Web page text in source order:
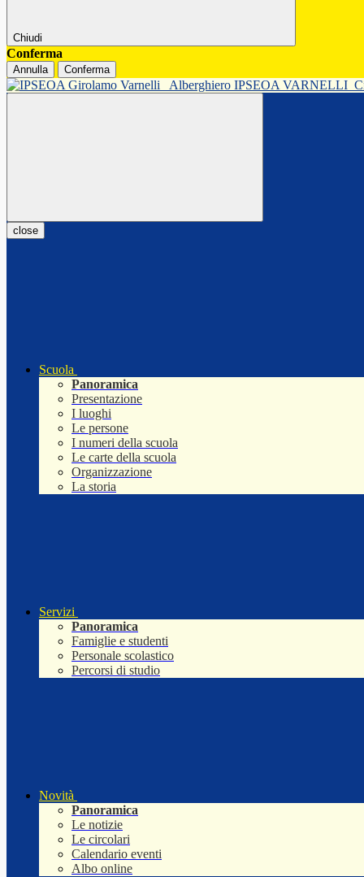
Chiudi
Conferma
Annulla Conferma
Alberghiero IPSEOA VARNELLI
close
Scuola
Panoramica
Presentazione
I luoghi
Le persone
I numeri della scuola
Le carte della scuola
Organizzazione
La storia
Servizi
Panoramica
Famiglie e studenti
Personale scolastico
Percorsi di studio
Novità
Panoramica
Le notizie
Le circolari
Calendario eventi
Albo online